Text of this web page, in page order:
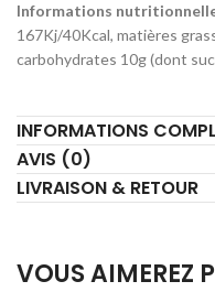
Informations
167Kj/40Kcal, matières
carbohydrates 10g (dont
INFORMATIONS
AVIS (0)
LIVRAISON & RETOUR
VOUS AIMEREZ